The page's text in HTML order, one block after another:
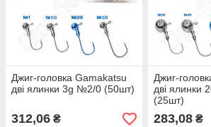
Джиг-головка Gamakatsu
дві ялинки 3g №2/0 (50шт)
312,06 ₴
Джиг-
дві ялинки
(25шт)
283,08₴